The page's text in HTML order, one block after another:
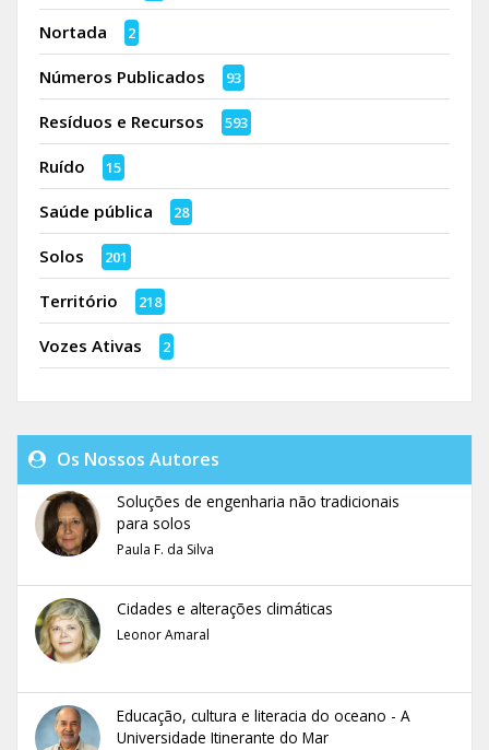
Nortada 2
Números Publicados 93
Resíduos e Recursos 593
Ruído 15
Saúde pública 28
Solos 201
Território 218
Vozes Ativas 2
Os Nossos Autores
Soluções de engenharia não tradicionais
para solos
Paula F. da Silva
Cidades e alterações climáticas
Leonor Amaral
Educação, cultura e literacia do oceano - A
Universidade Itinerante do Mar